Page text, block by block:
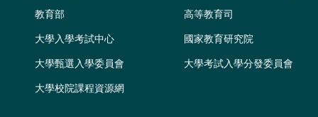
教育部 高等教育司
大學入學考試中心 國家教育研究院
大學甄選入學委員會 大學考試入學分發委員會
大學校院課程資源網